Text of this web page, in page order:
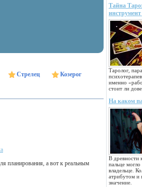
Тайна
Таролог,
именно
стоит ли
На каком
В древности
пальце могло
владельце.
атрибутом и
значение.
Стрелец
Козерог
планирования, а вот к реальным